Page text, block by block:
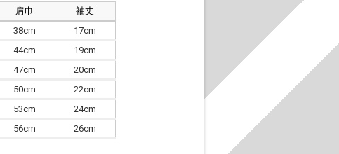
肩巾
袖丈
38cm
17cm
44cm
19cm
47cm
20cm
50cm
22cm
53cm
24cm
56cm 26cm